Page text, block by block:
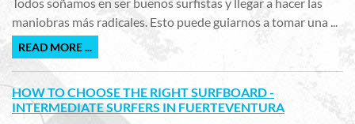
maniobras más radicales. Esto puede guiarnos a tomar una ...
READ MORE ...
HOW TO CHOOSE THE RIGHT SURFBOARD -
INTERMEDIATE SURFERS IN FUERTEVENTURA